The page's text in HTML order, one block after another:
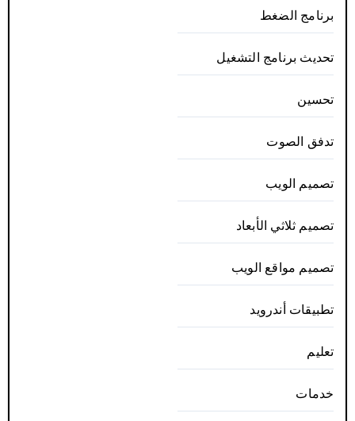
برنامج الضغط
تحديث برنامج التشغيل
تحسين
تدفق الصوت
تصميم الويب
تصميم ثلاثي الأبعاد
تصميم مواقع الويب
تطبيقات أندرويد
تعليم
خدمات